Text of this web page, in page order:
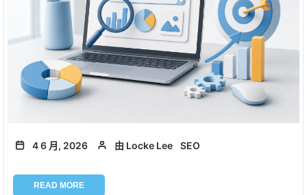
4 6 月, 2026 由 Locke Lee SEO
READ MORE